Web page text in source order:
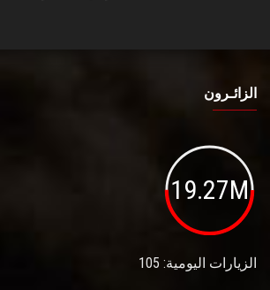
الزائـرون
19.27M
الزيارات اليومية: 105